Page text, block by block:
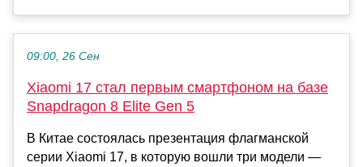
09:00, 26 Сен
Xiaomi 17 стал первым смартфоном на базе
Snapdragon 8 Elite Gen 5
В Китае состоялась презентация флагманской
серии Xiaomi 17, в которую вошли три модели —